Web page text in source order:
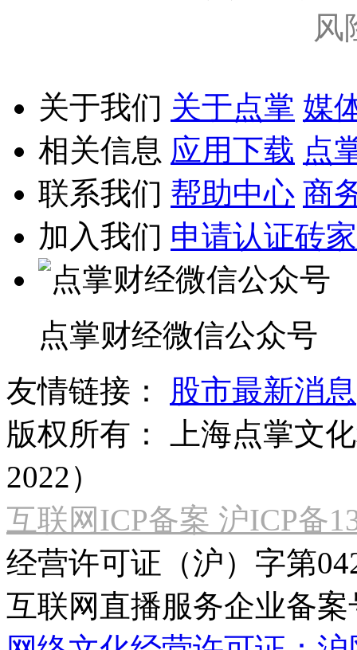
风
关于我们 关于点掌 媒
相关信息 应用下载 点
联系我们 帮助中心 商
加入我们 申请认证砖家
点掌财经微信公众号
友情链接：
股市最新消息
版权所有：
上海点掌文
2022）
互联网ICP备案 沪ICP备
经营许可证（沪）字第
互联网直播服务企业备案